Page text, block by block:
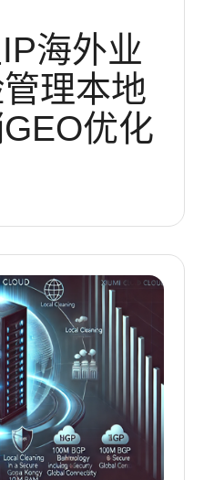
海外业
理本地
GEO优化